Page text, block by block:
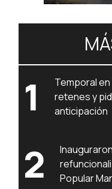
1
Temporal
retenes y
anticipación
2
Popular